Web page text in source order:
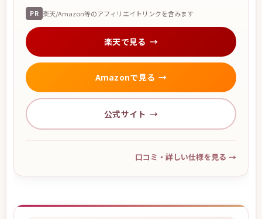
PR 楽天/Amazon等のアフィリエイトリンクを含みます
楽天で見る
Amazonで見る
公式サイト
口コミ・詳しい仕様を見る →